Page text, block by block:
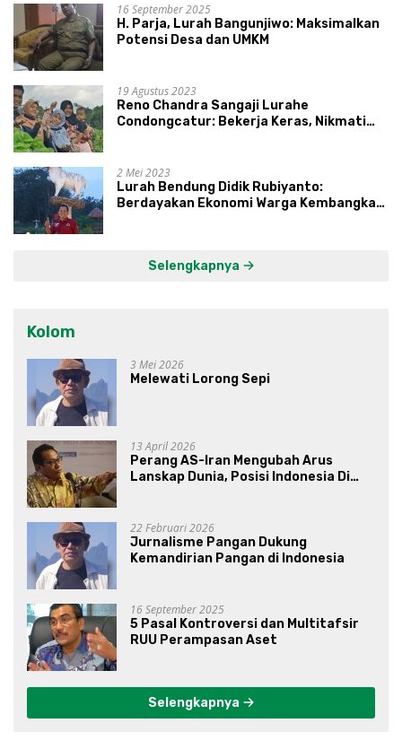
16 September 2025
H. Parja, Lurah Bangunjiwo: Maksimalkan
Potensi Desa dan UMKM
19 Agustus 2023
Reno Chandra Sangaji Lurahe
Condongcatur: Bekerja Keras, Nikmati
2 Mei 2023
Lurah Bendung Didik Rubiyanto:
Berdayakan Ekonomi Warga Kembangkan
Selengkapnya
Kolom
3 Mei 2026
Melewati Lorong Sepi
13 April 2026
Perang AS-Iran Mengubah Arus
Lanskap Dunia, Posisi Indonesia Di
22 Februari 2026
Jurnalisme Pangan Dukung
Kemandirian Pangan di Indonesia
16 September 2025
5 Pasal Kontroversi dan Multitafsir
RUU Perampasan Aset
Selengkapnya